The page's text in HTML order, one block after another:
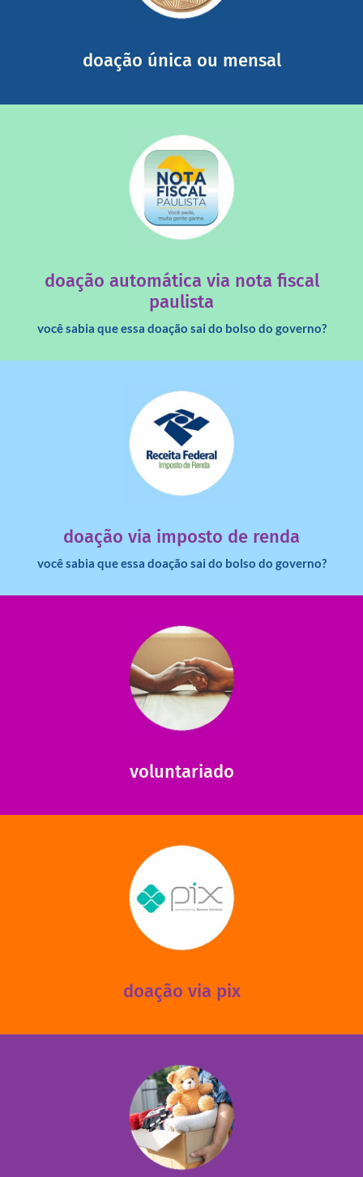
doação única ou mensal
mail mostrando tudo o que fizemos com a sua ajuda
doação automática via nota fiscal
paulista
você sabia que essa doação sai do bolso do governo?
saiba mais
doação via imposto de renda
você sabia que essa doação sai do bolso do governo?
dinheiro deixa de ir para o governo?
saiba mais
voluntariado
ajudar com certos assuntos. Entre em contato conosco e
saiba como nos ajudar.
saiba mais
doação via pix
via PIX? Elas também são muito importantes para
mantermos nossas unidades em funcionamento!
saiba mais
Você pode doar esses itens na Rua Belmonte, 547 – Vila
Leopoldina – De segunda a sexta, das 8h30 às 11h30 e
das 13h30 às 17h30 (sextas até às 16h30).
fale conosco